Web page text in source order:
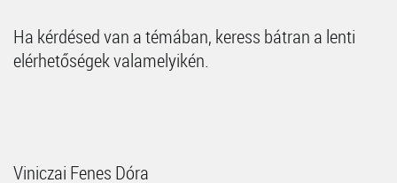
Ha kérdésed van a témában, keress bátran a lenti
elérhetőségek valamelyikén.
Viniczai Fenes Dóra